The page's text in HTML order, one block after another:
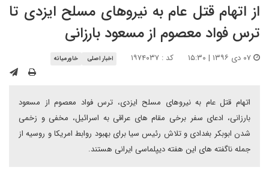
از اتهام قتل عام به نیروهای مسلح ایزدی تا
ترس فواد معصوم از مسعود بارزانی
کد : ۱۹۷۴۰۳۷ اخبار اصلی خاورمیانه
اتهام قتل عام به نیروهای مسلح ایزدی، ترس فواد معصوم از مسعود
بارزانی، ادعای سفر برخی مقام های عراقی به اسرائیل، مخفی و زخمی
شدن ابوبکر بغدادی و تلاش رئیس سیا برای بهبود روابط امریکا و روسیه از
جمله ناگفته های این هفته دیپلماسی ایرانی هستند.